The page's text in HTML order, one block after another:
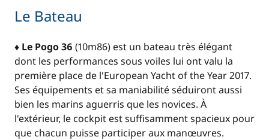
Le Bateau
♦ Le Pogo 36 (10m86) est un bateau très élégant
dont les performances sous voiles lui ont valu la
première place de l'European Yacht of the Year 2017.
Ses équipements et sa maniabilité séduiront aussi
bien les marins aguerris que les novices. À
l'extérieur, le cockpit est suffisamment spacieux pour
que chacun puisse participer aux manœuvres.